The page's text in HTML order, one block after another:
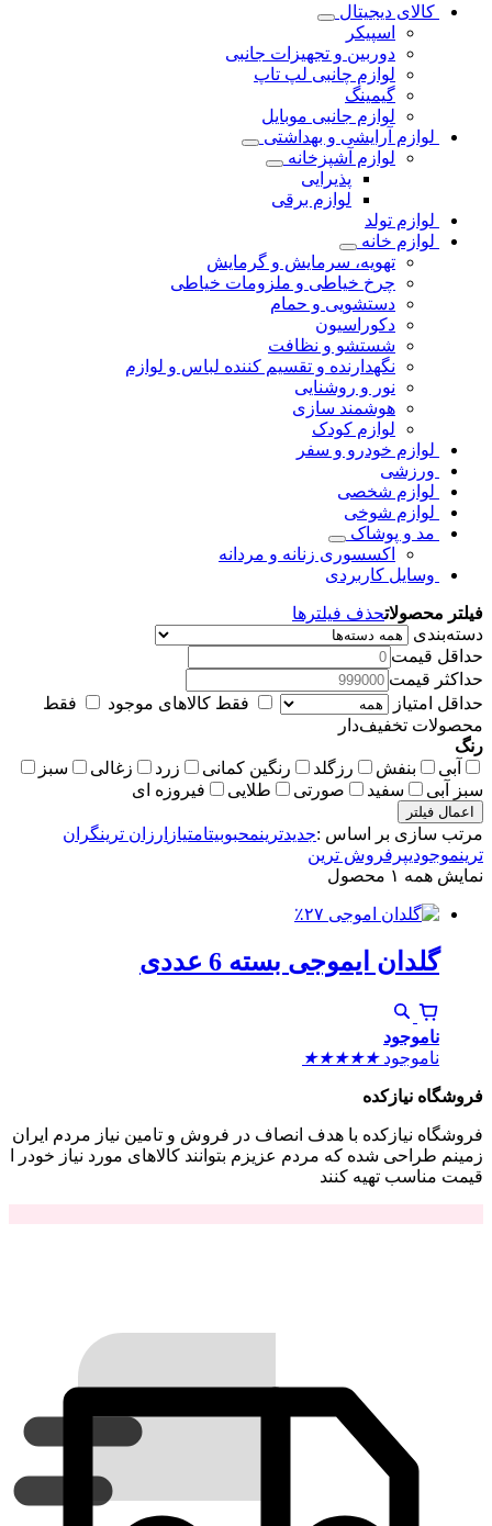
کالای دیجیتال
اسپیکر
دوربین و تجهیزات جانبی
لوازم چانبی لپ تاپ
گیمینگ
لوازم جانبی موبایل
لوازم آرایشی و بهداشتی
لوازم آشپزخانه
پذیرایی
لوازم برقی
لوازم تولد
لوازم خانه
تهویه، سرمایش و گرمایش
چرخ خیاطی و ملزومات خیاطی
دستشویی و حمام
دکوراسیون
شستشو و نظافت
نگهدارنده و تقسیم کننده لباس و لوازم
نور و روشنایی
هوشمند سازی
لوازم کودک
لوازم خودرو و سفر
ورزشی
لوازم شخصی
لوازم شوخی
مد و پوشاک
اکسسوری زنانه و مردانه
وسایل کاربردی
فیلتر محصولاتحذف فیلترها
دسته‌بندی
حداقل قیمت
حداکثر قیمت
حداقل امتیاز
فقط کالاهای موجود
فقط
محصولات تخفیف‌دار
رنگ
آبی
بنفش رزگلد رنگین کمانی زرد زغالی
سبز
سبز آبی
سفید صورتی طلایی فیروزه ای
اعمال فیلتر
مرتب سازی بر اساس :جدیدترینمحبوبیتامتیاز ارزان ترینگران
ترینموجودیپرفروش ترین
نمایش همه ۱ محصول
٪۲۷
گلدان ایموجی بسته 6 عددی
ناموجود
ناموجود ★
★
★
★
★
فروشگاه نیازکده
فروشگاه نیازکده با هدف انصاف در فروش و تامین نیاز مردم ایران
زمینم طراحی شده که مردم عزیزم بتوانند کالاهای مورد نیاز خودر ا
قیمت مناسب تهیه کنند